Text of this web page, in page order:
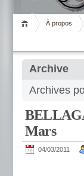
À propos
Archive
Archives
Mars
04/03/2011